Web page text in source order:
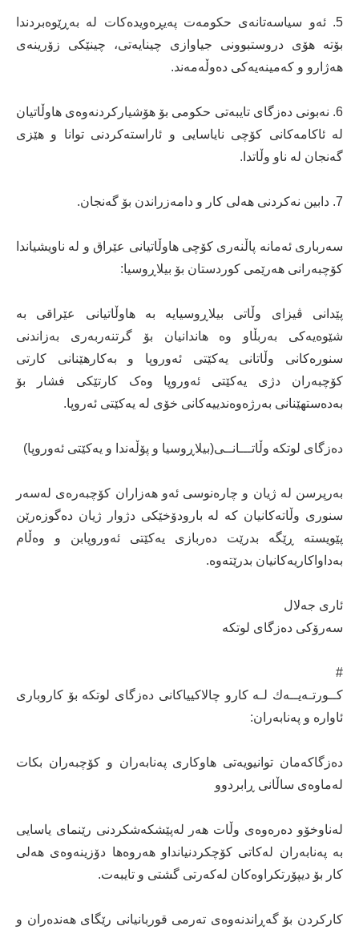
5. ئەو سیاسەتانەی حکومەت پەیڕەویدەکات لە بەڕێوەبردندا
بۆتە هۆی دروستبوونی جیاوازی چینایەتی، چینێکی ‌زۆرینەی
هەژارو و کەمینەیەکی دەوڵەمەند.
6. نەبونی دەزگای تایبەتی حکومی بۆ هۆشیارکردنەوەی هاوڵاتیان
لە ئاکامەکانی کۆچی نایاسایی و ئاراستەکردنی توانا و ‌هێزی
گەنجان لە ناو وڵاتدا.
7. دابین نەکردنی هەلی کار و دامەزراندن بۆ گەنجان.
سەرباری ئەمانە پاڵنەری کۆچی ‌هاوڵاتیانی عێراق و لە ناویشیاندا
کۆچبەرانی هەرێمی کوردستان بۆ بیلاڕوسیا:
پێدانی ڤیزای وڵاتی بیلاڕوسیایە بە هاوڵاتیانی عێراقی بە
شێوەیەکی بەربڵاو وە هاندانیان بۆ گرتنەربەری بەزاندنی
سنورەکانی وڵاتانی یەکێتی ئەوروپا و بەکارهێنانی کارتی
کۆچبەران دژی یەکێتی ئەوروپا وەک کارتێکی فشار بۆ
بەدەستهێنانی بەرژەوەندییەکانی خۆی لە یەکێتی ئەروپا.
دەزگای لوتکە وڵاتـــانــی(بیلاڕوسیا و پۆڵەندا و یەکێتی ئەوروپا)
بەرپرسن لە ژیان و چارەنوسی ئەو هەزاران کۆچبەرەی لەسەر
سنوری وڵاتەکانیان کە لە بارودۆخێکی دژوار ژیان دەگوزەرێن
پێویستە ڕێگە بدرێت دەربازی یەکێتی ئەوروپابن و وەڵام
بەداواکاریەکانیان بدرێتەوە.
ئاری جەلال
سەرۆكی دەزگای لوتكە
#
كــورتـەیــەك لـە کارو چالاکییاکانی دەزگای لوتکە بۆ کاروباری
ئاوارە و پەنابەران:
دەزگاکەمان توانیویەتی هاوکاری پەنابەران و کۆچبەران بکات
لەماوەی ساڵانی ڕابردوو
لەناوخۆو دەرەوەی وڵات هەر لەپێشكەشكردنی رێنمای یاسایی
بە پەنابەران لەكاتی كۆچكردنیانداو هەروەها دۆزینەوەی هەلی
كار بۆ دیپۆرتكراوەكان لەكەرتی گشتی و تایبەت.
كاركردن بۆ گەڕاندنەوەی تەرمی قوربانیانی رێگای هەندەران و